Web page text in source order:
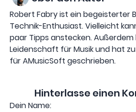
Robert Fabry ist ein begeisterter
Technik-Enthusiast. Vielleicht
paar Tipps anstecken.
Leidenschaft für Musik und hat
für AMusicSoft geschrieben.
Hinterlasse einen
Dein Name: